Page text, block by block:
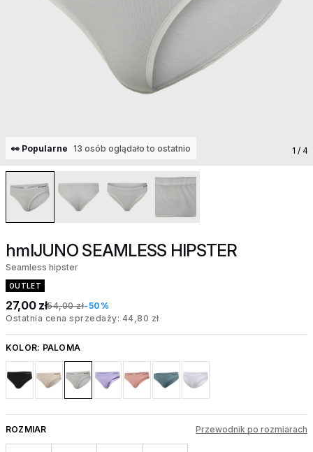
👀 Popularne 13 osób oglądało to ostatnio 1 / 4
hmlJUNO SEAMLESS HIPSTER
Seamless hipster
OUTLET
27,00 zł54,00 zł-50%
Ostatnia cena sprzedaży: 44,80 zł
KOLOR: PALOMA
ROZMIAR Przewodnik po rozmiarach